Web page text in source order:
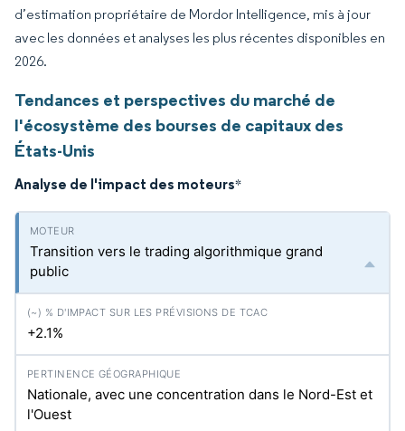
d’estimation propriétaire de Mordor Intelligence, mis à jour
avec les données et analyses les plus récentes disponibles en
2026.
Tendances et perspectives du marché de
l'écosystème des bourses de capitaux des
États-Unis
Analyse de l'impact des moteurs*
Transition vers le trading algorithmique grand
public
+2.1%
Nationale, avec une concentration dans le Nord-Est et
l'Ouest